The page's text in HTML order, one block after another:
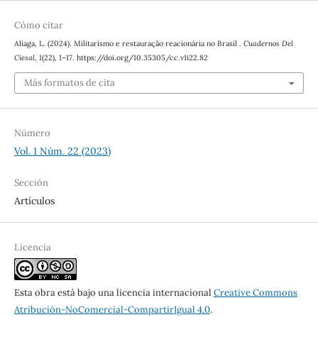
Cómo citar
Aliaga, L. (2024). Militarismo e restauração reacionária no Brasil . Cuadernos Del
Ciesal, 1(22), 1–17. https://doi.org/10.35305/cc.v1i22.82
Más formatos de cita
Número
Vol. 1 Núm. 22 (2023)
Sección
Artículos
Licencia
Esta obra está bajo una licencia internacional Creative Commons
Atribución-NoComercial-CompartirIgual 4.0.